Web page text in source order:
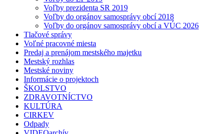
Voľby prezidenta SR 2019
Voľby do orgánov samosprávy obcí 2018
Voľby do orgánov samosprávy obcí a VÚC 2026
Tlačové správy
Voľné pracovné miesta
Predaj a prenájom mestského majetku
Mestský rozhlas
Mestské noviny
Informácie o projektoch
ŠKOLSTVO
ZDRAVOTNÍCTVO
KULTÚRA
CIRKEV
Odpady